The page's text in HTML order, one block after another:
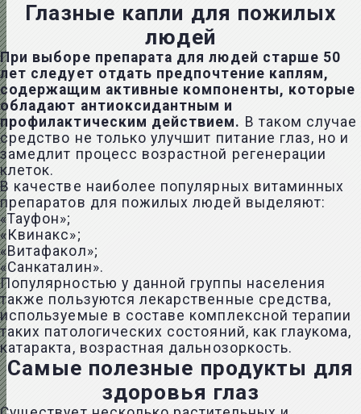
Глазные капли для пожилых
людей
При выборе препарата для людей старше 50
лет следует отдать предпочтение каплям,
содержащим активные компоненты, которые
обладают антиоксидантным и
профилактическим действием. В таком случае
средство не только улучшит питание глаз, но и
замедлит процесс возрастной регенерации
клеток.
В качестве наиболее популярных витаминных
препаратов для пожилых людей выделяют:
«Тауфон»;
«Квинакс»;
«Витафакол»;
«Санкаталин».
Популярностью у данной группы населения
также пользуются лекарственные средства,
используемые в составе комплексной терапии
таких патологических состояний, как глаукома,
катаракта, возрастная дальнозоркость.
Самые полезные продукты для
здоровья глаз